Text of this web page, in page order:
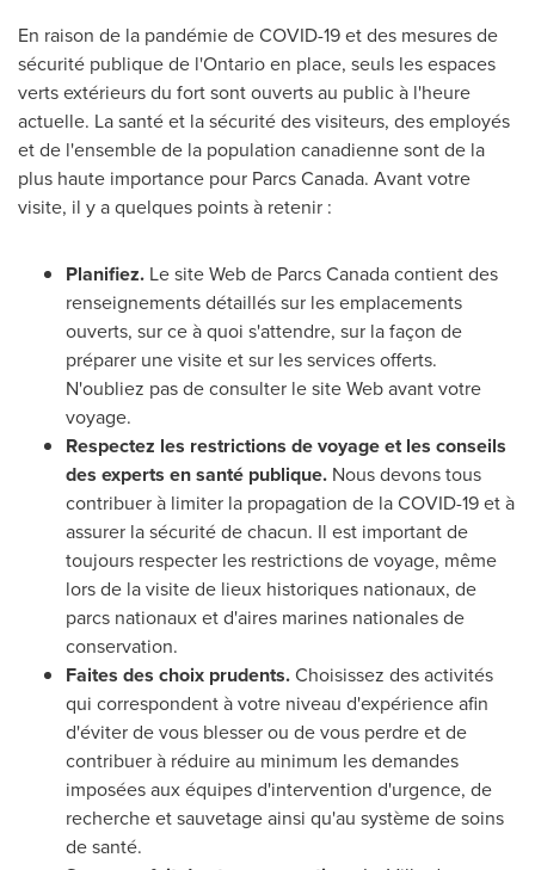
En raison de la pandémie de COVID-19 et des mesures de
sécurité publique de l'Ontarioen place, seuls les espaces
verts extérieurs du fort sont ouverts au public à l'heure
actuelle. La santé et la sécurité des visiteurs, des employés
et de l'ensemble de la population canadienne sont de la
plus haute importance pour Parcs Canada. Avant votre
visite, il y a quelques points à retenir :
Planifiez. Le site Web de Parcs Canada contient des
renseignements détaillés sur les emplacements
ouverts, sur ce à quoi s'attendre, sur la façon de
préparer une visite et sur les services offerts.
N'oubliez pas de consulter le site Web avant votre
voyage.
Respectez les restrictions de voyage et les conseils
des experts en santé publique. Nous devons tous
contribuer à limiter la propagation de la COVID-19 et à
assurer la sécurité de chacun. Il est important de
toujours respecter les restrictions de voyage, même
lors de la visite de lieux historiques nationaux, de
parcs nationaux et d'aires marines nationales de
conservation.
Faites des choix prudents.Choisissez des activités
qui correspondent à votre niveau d'expérience afin
d'éviter de vous blesser ou de vous perdre et de
contribuer à réduire au minimum les demandes
imposées aux équipes d'intervention d'urgence, de
recherche et sauvetage ainsi qu'au système de soins
de santé.